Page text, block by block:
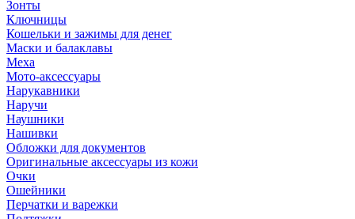
Зонты
Ключницы
Кошельки и зажимы для денег
Маски и балаклавы
Меха
Мото-аксессуары
Нарукавники
Наручи
Наушники
Нашивки
Обложки для документов
Оригинальные аксессуары из кожи
Очки
Ошейники
Перчатки и варежки